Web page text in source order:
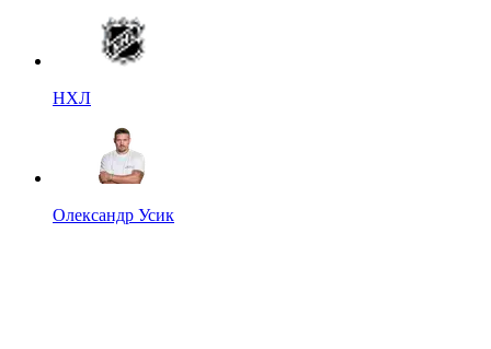
НХЛ
Олександр Усик